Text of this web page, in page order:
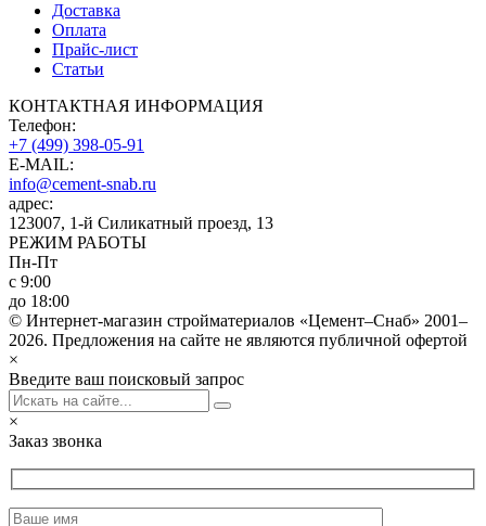
Доставка
Оплата
Прайс-лист
Статьи
КОНТАКТНАЯ ИНФОРМАЦИЯ
Телефон:
+7 (499) 398-05-91
E-MAIL:
info@cement-snab.ru
адрес:
123007, 1-й Силикатный проезд, 13
РЕЖИМ РАБОТЫ
Пн-Пт
с 9:00
до 18:00
© Интернет-магазин стройматериалов «Цемент–Снаб» 2001–
2026. Предложения на сайте не являются публичной офертой
×
Введите ваш поисковый запрос
×
Заказ звонка